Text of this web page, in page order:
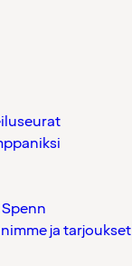
ja tarjoukset